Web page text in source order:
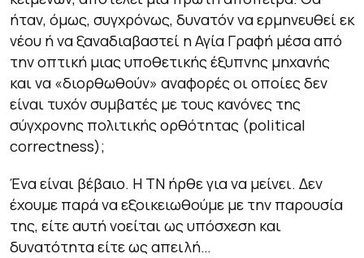
ήταν, όμως, συγχρόνως, δυνατόν να ερμηνευθεί εκ
νέου ή να ξαναδιαβαστεί η Αγία Γραφή μέσα από
την οπτική μιας υποθετικής έξυπνης μηχανής
και να «διορθωθούν» αναφορές οι οποίες δεν
είναι τυχόν συμβατές με τους κανόνες της
σύγχρονης πολιτικής ορθότητας (political
correctness);
Ένα είναι βέβαιο. Η ΤΝ ήρθε για να μείνει. Δεν
έχουμε παρά να εξοικειωθούμε με την παρουσία
της, είτε αυτή νοείται ως υπόσχεση και
δυνατότητα είτε ως απειλή…